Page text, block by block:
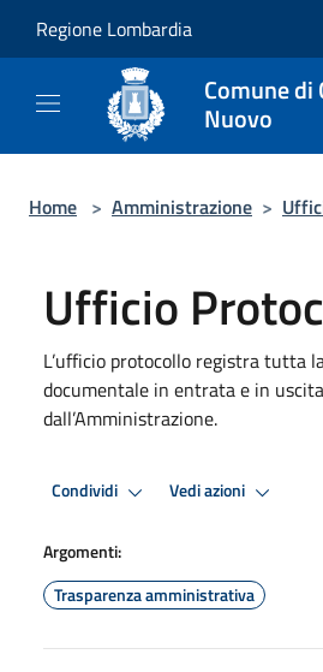
Regione Lombardia
Comune di
Nuovo
Home > Amministrazione >
Ufficio
L’ufficio protocollo registra tutta
documentale in entrata e in uscita
dall’Amministrazione.
Condividi Vedi azioni
Argomenti:
Trasparenza amministrativa